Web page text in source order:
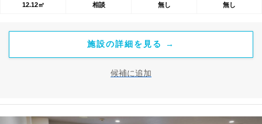
12.12㎡ 相談 無し 無し
施設の詳細を見る →
候補に追加